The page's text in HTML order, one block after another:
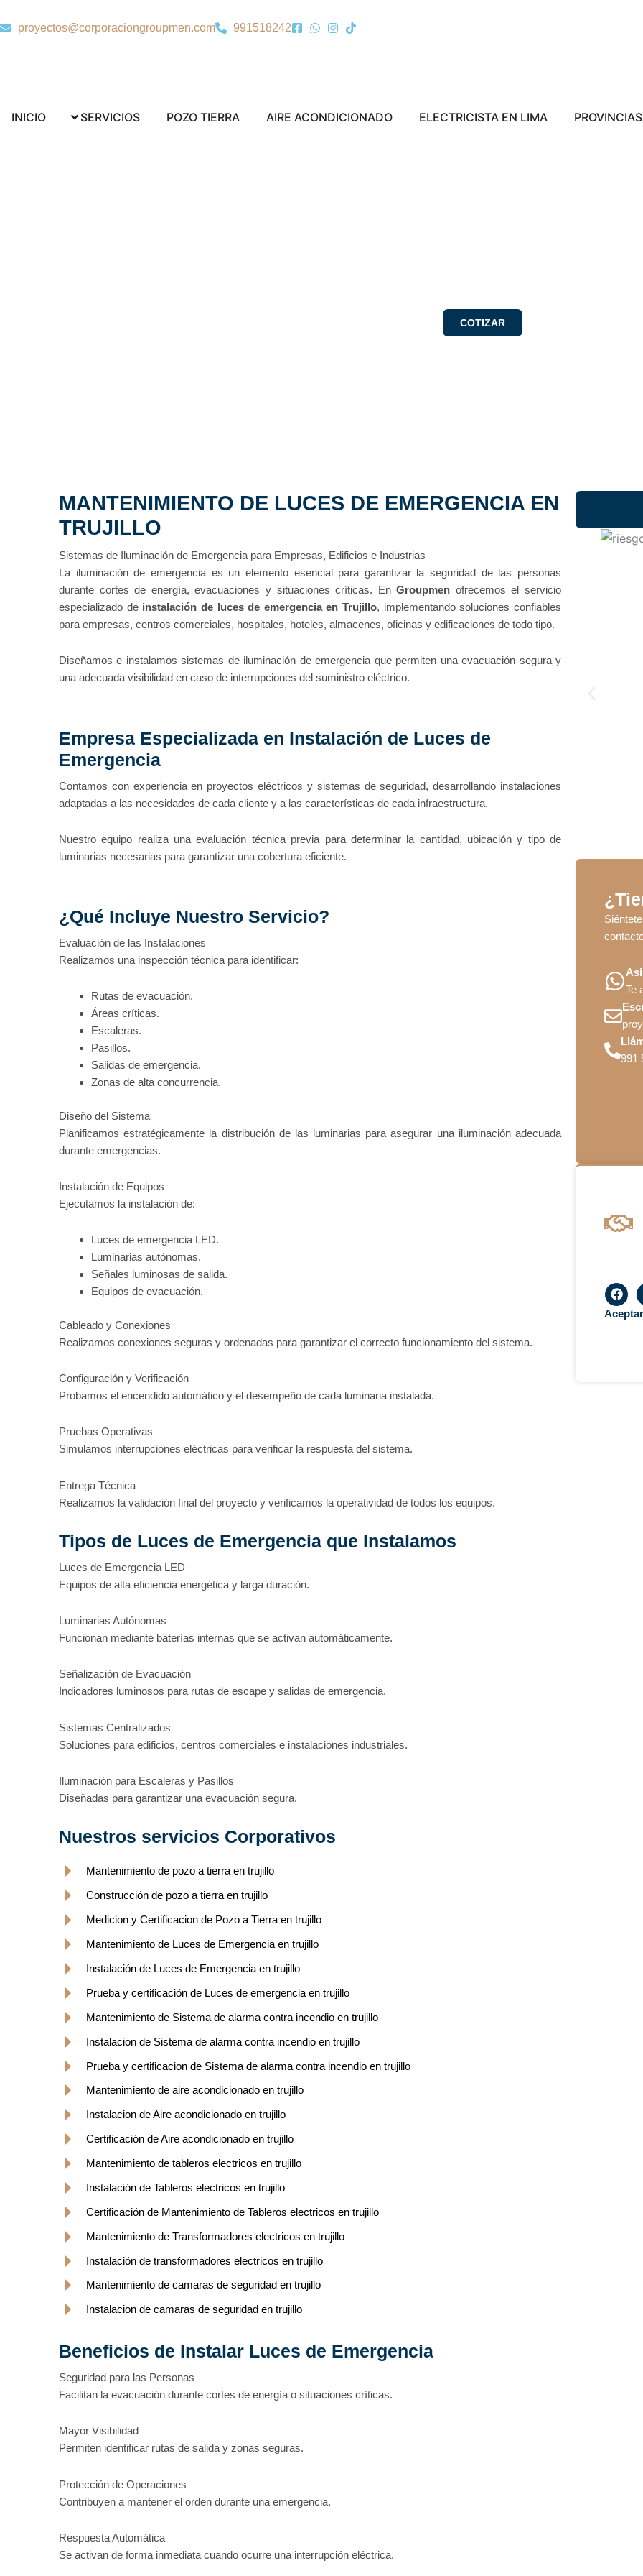
al
proyectos@corporaciongroupmen.com 991518242
INICIO SERVICIOS Abrir SERVICIOS
POZO TIERRA Abrir POZO TIERRA
AIRE ACONDICIONADO Abrir AIRE ACONDICIONADO
ELECTRICISTA EN LIMA AbrirPROVINCIAS
COTIZAR
MANTENIMIENTO DE LUCES DE EMERGENCIA EN
TRUJILLO
Sistemas de Iluminación de Emergencia para Empresas, Edificios e Industrias
La iluminación de emergencia es un elemento esencial para garantizar la seguridad de las personas
durante cortes de energía, evacuaciones y situaciones críticas. EnGroupmen ofrecemos el servicio
especializado de instalación de luces de emergencia en Trujillo, implementando soluciones confiables
para empresas, centros comerciales, hospitales, hoteles, almacenes, oficinas y edificaciones de todo tipo.
Diseñamos e instalamos sistemas de iluminación de emergencia que permiten una evacuación segura y
una adecuada visibilidad en caso de interrupciones del suministro eléctrico.
Empresa Especializada en Instalación de Luces de
Emergencia
Contamos con experiencia en proyectos eléctricos y sistemas de seguridad, desarrollando instalaciones
adaptadas a las necesidades de cada cliente y a las características de cada infraestructura.
Nuestro equipo realiza una evaluación técnica previa para determinar la cantidad, ubicación y tipo de
luminarias necesarias para garantizar una cobertura eficiente.
¿Qué Incluye Nuestro Servicio?
Evaluación de las Instalaciones
Realizamos una inspección técnica para identificar:
Rutas de evacuación.
Áreas críticas.
Escaleras.
Pasillos.
Salidas de emergencia.
Zonas de alta concurrencia.
Diseño del Sistema
Planificamos estratégicamente la distribución de las luminarias para asegurar una iluminación adecuada
durante emergencias.
Instalación de Equipos
Ejecutamos la instalación de:
Luces de emergencia LED.
Luminarias autónomas.
Señales luminosas de salida.
Equipos de evacuación.
Cableado y Conexiones
Realizamos conexiones seguras y ordenadas para garantizar el correcto funcionamiento del sistema.
Configuración y Verificación
Probamos el encendido automático y el desempeño de cada luminaria instalada.
Pruebas Operativas
Simulamos interrupciones eléctricas para verificar la respuesta del sistema.
Entrega Técnica
Realizamos la validación final del proyecto y verificamos la operatividad de todos los equipos.
Tipos de Luces de Emergencia que Instalamos
Luces de Emergencia LED
Equipos de alta eficiencia energética y larga duración.
Luminarias Autónomas
Funcionan mediante baterías internas que se activan automáticamente.
Señalización de Evacuación
Indicadores luminosos para rutas de escape y salidas de emergencia.
Sistemas Centralizados
Soluciones para edificios, centros comerciales e instalaciones industriales.
Iluminación para Escaleras y Pasillos
Diseñadas para garantizar una evacuación segura.
Nuestros servicios Corporativos
Mantenimiento de pozo a tierra en trujillo
Construcción de pozo a tierra en trujillo
Medicion y Certificacion de Pozo a Tierra en trujillo
Mantenimiento de Luces de Emergencia en trujillo
Instalación de Luces de Emergencia en trujillo
Prueba y certificación de Luces de emergencia en trujillo
Mantenimiento de Sistema de alarma contra incendio en trujillo
Instalacion de Sistema de alarma contra incendio en trujillo
Prueba y certificacion de Sistema de alarma contra incendio en trujillo
Mantenimiento de aire acondicionado en trujillo
Instalacion de Aire acondicionado en trujillo
Certificación de Aire acondicionado en trujillo
Mantenimiento de tableros electricos en trujillo
Instalación de Tableros electricos en trujillo
Certificación de Mantenimiento de Tableros electricos en trujillo
Mantenimiento de Transformadores electricos en trujillo
Instalación de transformadores electricos en trujillo
Mantenimiento de camaras de seguridad en trujillo
Instalacion de camaras de seguridad en trujillo
Beneficios de Instalar Luces de Emergencia
Seguridad para las Personas
Facilitan la evacuación durante cortes de energía o situaciones críticas.
Mayor Visibilidad
Permiten identificar rutas de salida y zonas seguras.
Protección de Operaciones
Contribuyen a mantener el orden durante una emergencia.
Respuesta Automática
Se activan de forma inmediata cuando ocurre una interrupción eléctrica.
Te
991
F
a
c